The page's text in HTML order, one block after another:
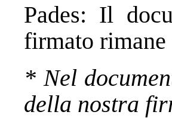
Pades: Il
firmato rimane
* Nel
della nostra